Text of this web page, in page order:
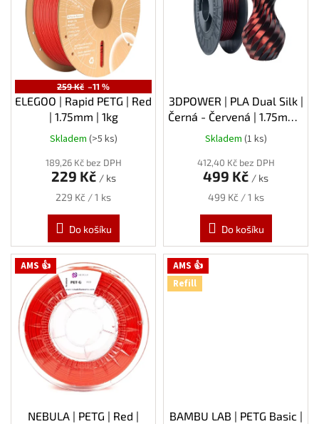
259 Kč –11 %
ELEGOO | Rapid PETG | Red
| 1.75mm | 1kg
Skladem (>5 ks)
189,26 Kč bez DPH
229 Kč / ks
Měrná
229 Kč / 1 ks
Do košíku
3DPOWER | PLA Dual Silk |
Černá - Červená | 1.75mm |
1kg
Skladem (1 ks)
412,40 Kč bez DPH
499 Kč / ks
Měrná
499 Kč / 1 ks
Do košíku
AMS 👍
NEBULA | PETG | Red |
AMS 👍
Refill
BAMBU LAB | PETG Basic |